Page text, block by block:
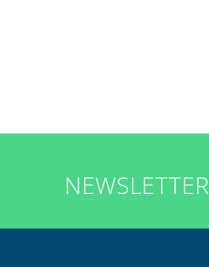
NEWSLETTER